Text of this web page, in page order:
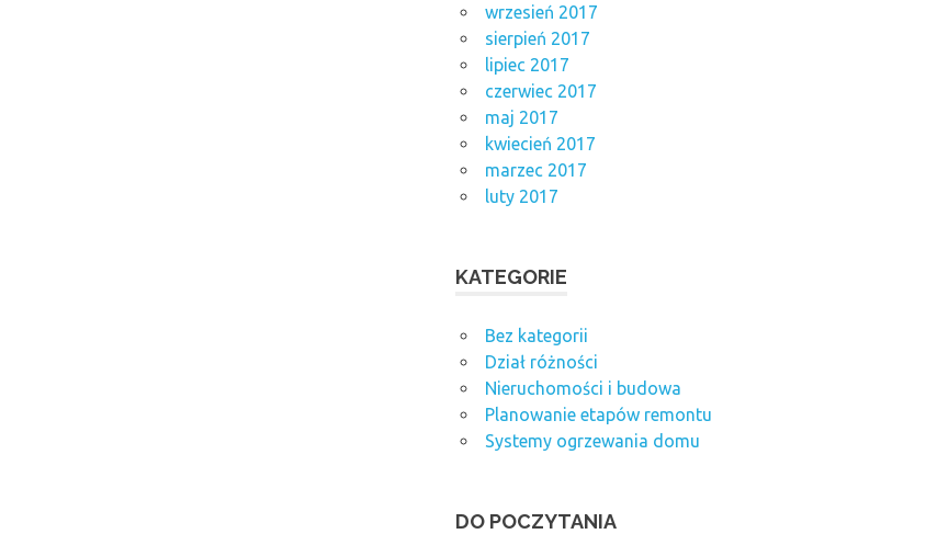
wrzesień 2017
sierpień 2017
lipiec 2017
czerwiec 2017
maj 2017
kwiecień 2017
marzec 2017
luty 2017
KATEGORIE
Bez kategorii
Dział różności
Nieruchomości i budowa
Planowanie etapów remontu
Systemy ogrzewania domu
DO POCZYTANIA